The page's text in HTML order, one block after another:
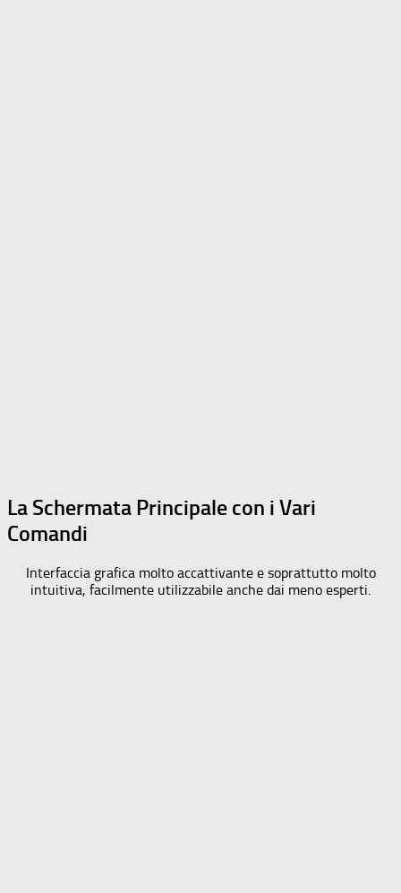
La Schermata Principale con i Vari
Comandi
Interfaccia grafica molto accattivante e soprattutto molto
intuitiva, facilmente utilizzabile anche dai meno esperti.